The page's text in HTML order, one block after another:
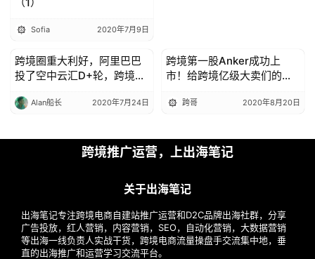
Sofia 2020年7月9日
出海头条
跨境圈重大利好，阿里巴巴
投了空中云汇D+轮，跨境收
Alan船长 2020年7月24日
出海头条
跨境第一股Anker成功上
市！给跨境亿级大卖们的启
跨哥 2020年8月20日
跨境推广运营，上出海笔记
关于出海笔记
出海笔记专注跨境电商自建站推广运营和D2C品牌出海社群，分享
广告投放，红人营销，内容营销，SEO，自动化营销，大数据营销
等出海一线负责人实战干货，跨境电商流量操盘手交流集中地，垂
直的出海推广和运营学习交流平台。